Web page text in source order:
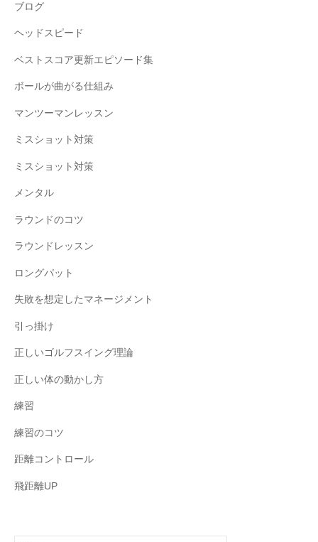
ブログ
ヘッドスピード
ベストスコア更新エピソード集
ボールが曲がる仕組み
マンツーマンレッスン
ミスショット対策
ミスショット対策
メンタル
ラウンドのコツ
ラウンドレッスン
ロングパット
失敗を想定したマネージメント
引っ掛け
正しいゴルフスイング理論
正しい体の動かし方
練習
練習のコツ
距離コントロール
飛距離UP